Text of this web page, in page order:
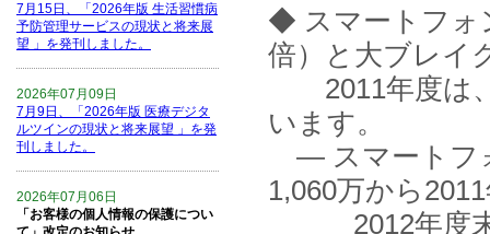
◆ スマートフォ
倍）と大ブレイ
2011年度は、
います。
― スマートフ
1,060万から
2012年度末
7月15日、「2026年版 生活習慣病
予防管理サービスの現状と将来展
望 」を発刊しました。
2026年07月09日
7月9日、「2026年版 医療デジタ
ルツインの現状と将来展望 」を発
刊しました。
2026年07月06日
「お客様の個人情報の保護につい